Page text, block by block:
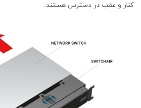
کنار و عقب در دسترس هستند.